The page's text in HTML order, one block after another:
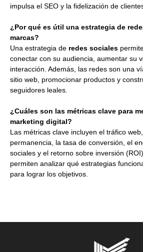
impulsa el SEO y la fidelización de
¿Por qué es útil una estrategia de
marcas?
Una estrategia de redes sociales
conectar con su audiencia, aumentar su
interacción. Además, las redes son una
sitio web, promocionar productos y
seguidores leales.
¿Cuáles son las métricas clave para
marketing digital?
Las métricas clave incluyen el tráfico
permanencia, la tasa de conversión, el
sociales y el retorno sobre inversión
permiten analizar qué estrategias
para lograr los objetivos.